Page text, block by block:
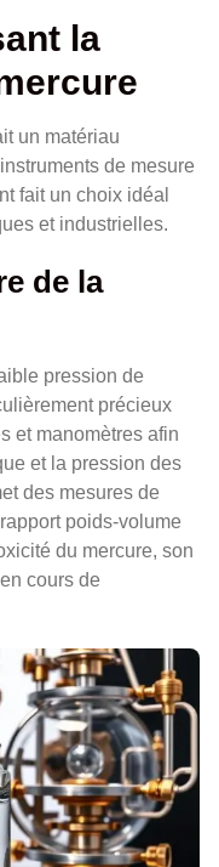
la
un matériau
de mesure
fait un choix idéal
et industrielles.
de la
pression de
précieux
et manomètres afin
et la pression des
des mesures de
poids-volume
du mercure, son
cours de